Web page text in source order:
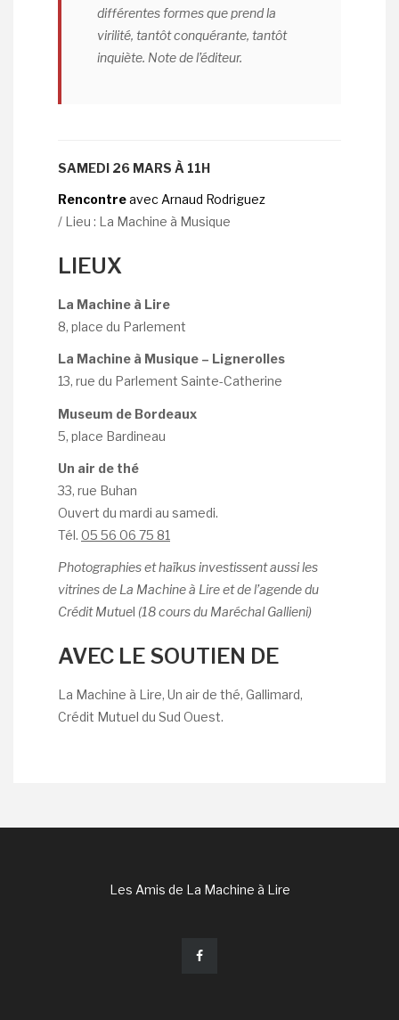
différentes formes que prend la
virilité, tantôt conquérante, tantôt
inquiète. Note de l’éditeur.
SAMEDI 26 MARS À 11H
Rencontreavec Arnaud Rodriguez
/ Lieu : La Machine à Musique
LIEUX
La Machine à Lire
8, place du Parlement
La Machine à Musique – Lignerolles
13, rue du Parlement Sainte-Catherine
Museum de Bordeaux
5, place Bardineau
Un air de thé
33, rue Buhan
Ouvert du mardi au samedi.
Tél. 05 56 06 75 81
Photographies et haïkus investissent aussi les
vitrines de La Machine à Lire et de l’agende du
Crédit Mutuel (18 cours du Maréchal Gallieni)
AVEC LE SOUTIEN DE
La Machine à Lire, Un air de thé, Gallimard,
Crédit Mutuel du Sud Ouest.
Les Amis de La Machine à Lire